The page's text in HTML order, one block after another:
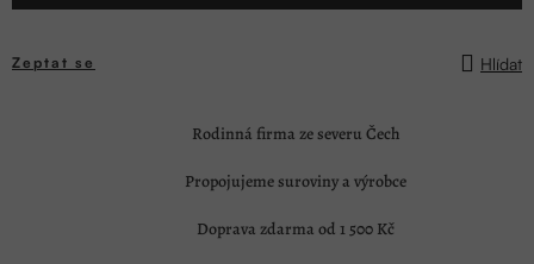
Zeptat se Hlídat
Rodinná firma ze severu Čech
Propojujeme suroviny a výrobce
Doprava zdarma od 1 500 Kč